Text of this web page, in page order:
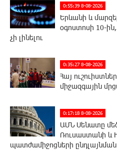
0:55:39 8-08-2026
Երևանի և
օգոստոսի 10-
չի լինելու
0:35:27 8-08-2026
Հայ
միջազգային
0:17:18 8-08-2026
ԱՄՆ Սենատը
Ռուսաստանի և
պատժամիջոցների